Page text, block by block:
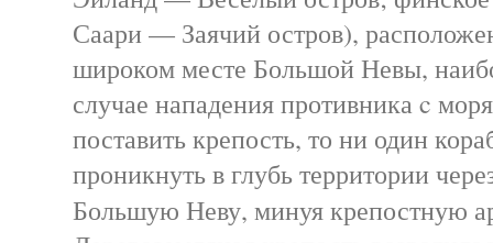
Саари — Заячий остров),
широком месте Большой Невы,
случае нападения противника c
поставить крепость, то ни один
проникнуть в глубь территории
Большую Неву, минуя